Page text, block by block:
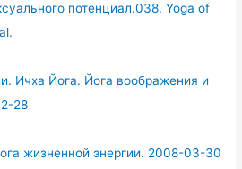
потенциал.038. Yoga of
Ичха Йога. Йога воображения и
28
жизненной энергии. 2008-03-30